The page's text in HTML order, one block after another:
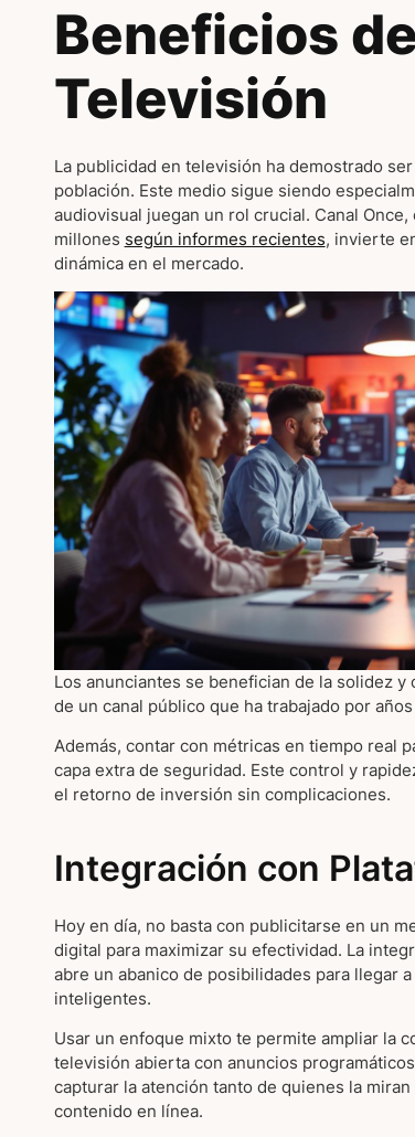
Beneficios
Televisión
La publicidad en televisión ha demostrado
población. Este medio sigue siendo
audiovisual juegan un rol crucial. Canal
millones según informes recientes, invierte
dinámica en el mercado.
Los anunciantes se benefician de la solidez
de un canal público que ha trabajado por
Además, contar con métricas en tiempo real
capa extra de seguridad. Este control y
el retorno de inversión sin complicaciones.
Integración con
Hoy en día, no basta con publicitarse en un
digital para maximizar su efectividad. La
abre un abanico de posibilidades para llegar
inteligentes.
Usar un enfoque mixto te permite ampliar la
televisión abierta con anuncios
capturar la atención tanto de quienes la
contenido en línea.